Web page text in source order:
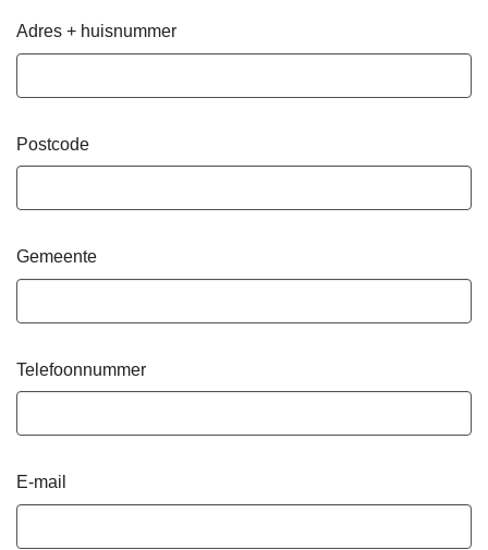
Adres + huisnummer
Postcode
Gemeente
Telefoonnummer
E-mail